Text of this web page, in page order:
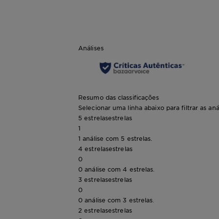
Análises
Resumo das classificações
Selecionar uma linha abaixo para filtrar as
5 estrelasestrelas
1
1 análise com 5 estrelas.
4 estrelasestrelas
0
0 análise com 4 estrelas.
3 estrelasestrelas
0
0 análise com 3 estrelas.
2 estrelasestrelas